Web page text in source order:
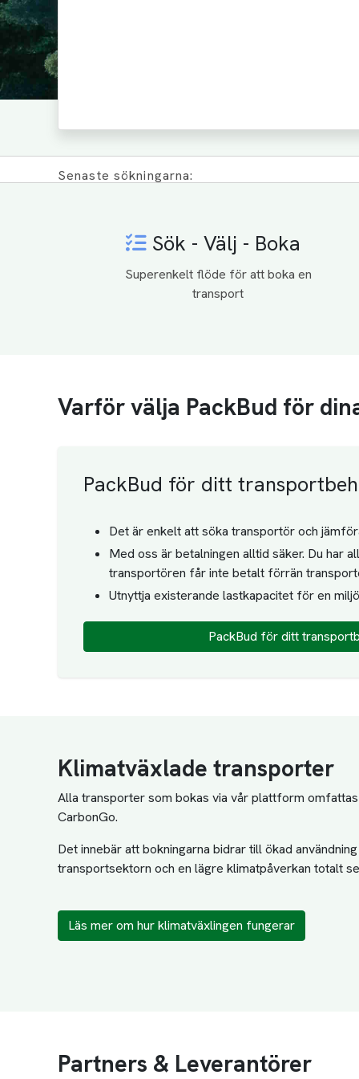
Senaste sökningarna:
Sök - Välj - Boka
Superenkelt flöde för att boka en
transport
Varför välja PackBud för
PackBud för ditt
Det är enkelt att söka transportör och
Med oss är betalningen alltid säker. Du har
transportören får inte betalt förrän
Utnyttja existerande lastkapacitet för en
PackBud för ditt
Klimatväxlade transporter
Alla transporter som bokas via vår plattform
CarbonGo.
Det innebär att bokningarna bidrar till ökad
transportsektorn och en lägre klimatpåverkan totalt
Läs mer om hur klimatväxlingen fungerar
Partners & Leverantörer